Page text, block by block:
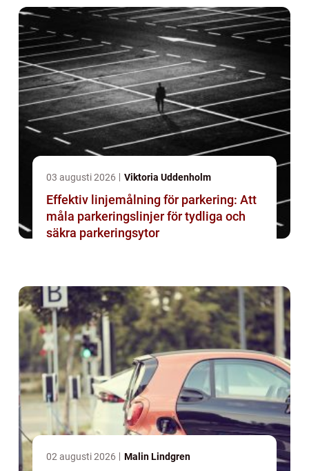
03 augusti 2026 Viktoria Uddenholm
Effektiv linjemålning för parkering: Att
måla parkeringslinjer för tydliga och
säkra parkeringsytor
02 augusti 2026 Malin Lindgren